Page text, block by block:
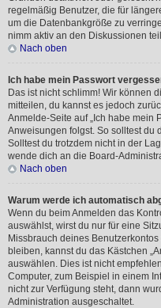
regelmäßig Benutzer, die für
um die Datenbankgröße zu
nimm aktiv an den Diskussionen
Nach oben
Ich habe mein Passwort
Das ist nicht schlimm! Wir können
mitteilen, du kannst es jedoch
Anmelde-Seite auf „Ich habe mein
Anweisungen folgst. So solltest du
Solltest du trotzdem nicht in der
wende dich an die Board-
Nach oben
Warum werde ich automatisch
Wenn du beim Anmelden das
auswählst, wirst du nur für eine
Missbrauch deines
bleiben, kannst du das Kästchen
auswählen. Dies ist nicht
Computer, zum Beispiel in einem
nicht zur Verfügung steht, dann
Administration ausgeschaltet.